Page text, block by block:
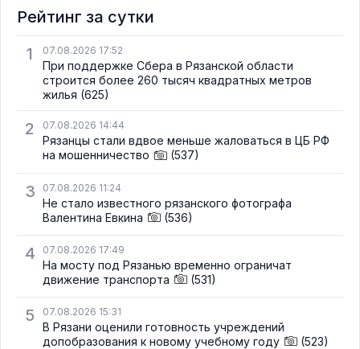
Рейтинг за сутки
1
07.08.2026 17:52
При поддержке Сбера в Рязанской области
строится более 260 тысяч квадратных метров
жилья (625)
2 07.08.2026 14:44
Рязанцы стали вдвое меньше жаловаться в ЦБ РФ
на мошенничество
(537)
3 07.08.2026 11:24
Не стало известного рязанского фотографа
Валентина Евкина
(536)
4 07.08.2026 17:49
На мосту под Рязанью временно ограничат
движение транспорта
(531)
5 07.08.2026 15:31
В Рязани оценили готовность учреждений
допобразования к новому учебному году
(523)